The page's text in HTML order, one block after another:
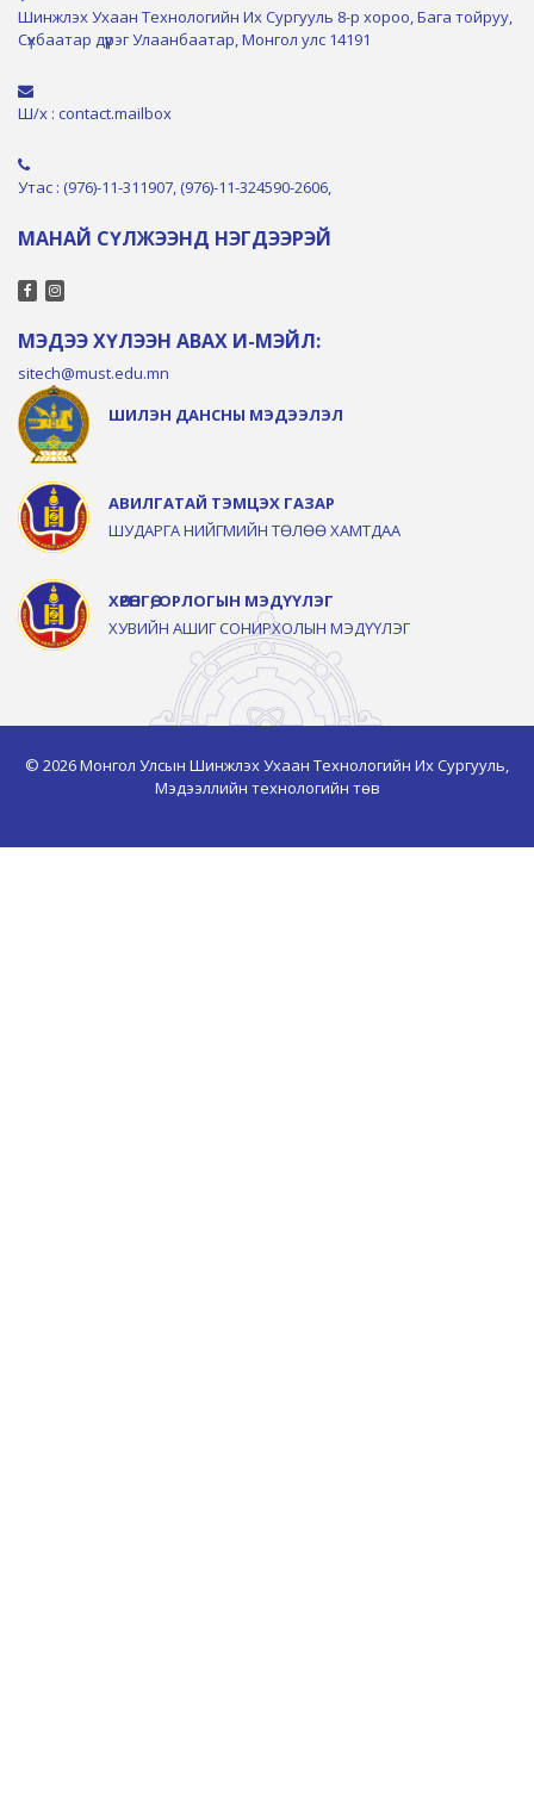
Шинжлэх Ухаан Технологийн Их Сургууль 8-р хороо, Бага тойруу,
Сүхбаатар дүүрэг Улаанбаатар, Монгол улс 14191
Ш/х : contact.mailbox
Утас : (976)-11-311907, (976)-11-324590-2606,
МАНАЙ СҮЛЖЭЭНД НЭГДЭЭРЭЙ
МЭДЭЭ ХҮЛЭЭН АВАХ И-МЭЙЛ:
sitech@must.edu.mn
ШИЛЭН ДАНСНЫ МЭДЭЭЛЭЛ
АВИЛГАТАЙ ТЭМЦЭХ ГАЗАР
ШУДАРГА НИЙГМИЙН ТӨЛӨӨ ХАМТДАА
ХӨРӨНГӨ, ОРЛОГЫН МЭДҮҮЛЭГ
ХУВИЙН АШИГ СОНИРХОЛЫН МЭДҮҮЛЭГ
© 2026 Монгол Улсын Шинжлэх Ухаан Технологийн Их Сургууль,
Мэдээллийн технологийн төв